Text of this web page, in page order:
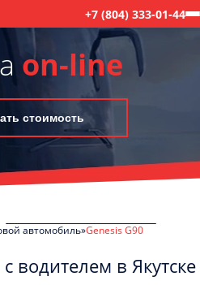
+7 (804) 333-01-44
on-line
стоимость
автомобиль Genesis G90
водителем в Якутске